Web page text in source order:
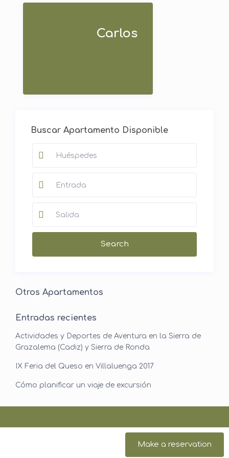
Carlos
Buscar Apartamento Disponible
Otros Apartamentos
Entradas recientes
Actividades y Deportes de Aventura en la Sierra de
Grazalema (Cadiz) y Sierra de Ronda
IX Feria del Queso en Villaluenga 2017
Cómo planificar un viaje de excursión
Copyright All Rights Reserved © 2018s
Make a reservation